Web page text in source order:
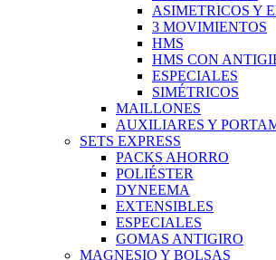
ASIMETRICOS Y
3 MOVIMIENTOS
HMS
HMS CON
ESPECIALES
SIMÉTRICOS
MAILLONES
AUXILIARES Y
SETS EXPRESS
PACKS AHORRO
POLIÉSTER
DYNEEMA
EXTENSIBLES
ESPECIALES
GOMAS ANTIGIRO
MAGNESIO Y BOLSAS